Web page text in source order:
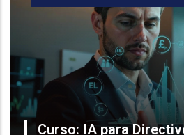
Curso: IA para